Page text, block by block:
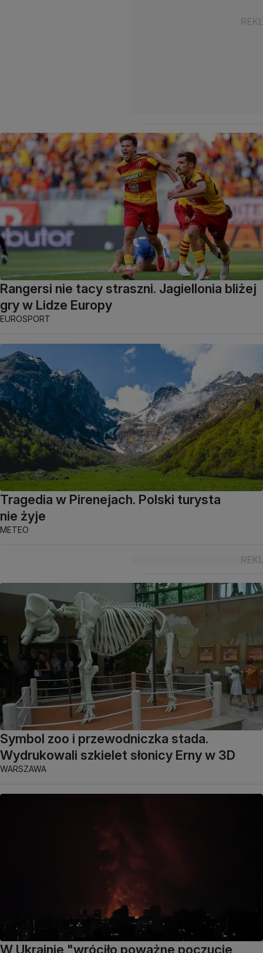
Rangersi nie tacy straszni. Jagiellonia bliżej
gry w Lidze Europy
EUROSPORT
Tragedia w Pirenejach. Polski turysta
nie żyje
METEO
Symbol zoo i przewodniczka stada.
Wydrukowali szkielet słonicy Erny w 3D
WARSZAWA
W Ukrainie "wróciło poważne poczucie